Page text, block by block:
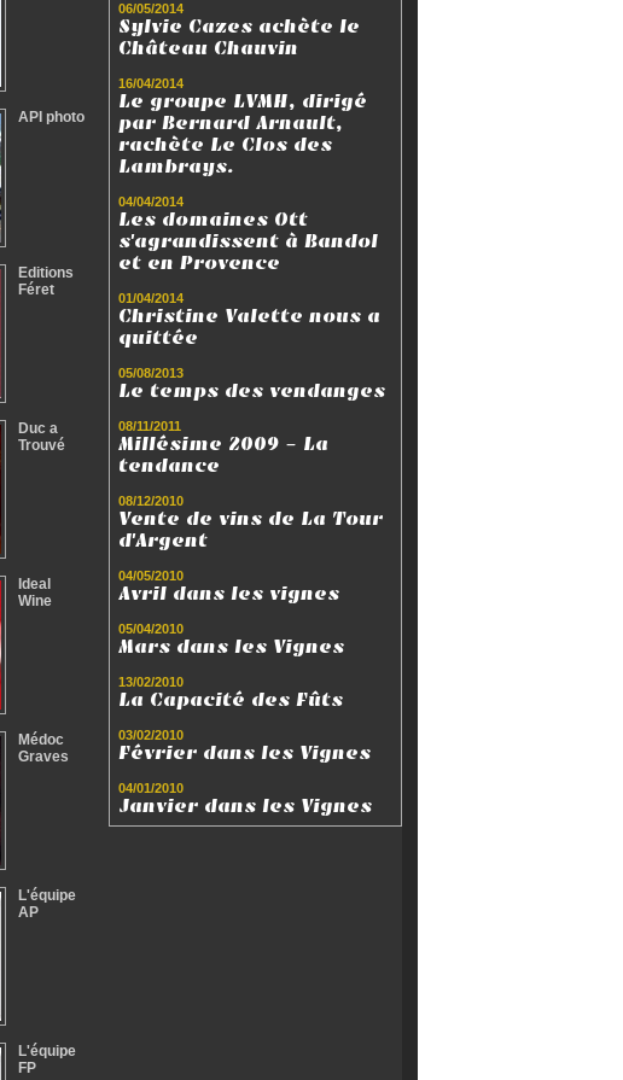
API photo
Editions
Féret
Duc a
Trouvé
Ideal
Wine
Médoc
Graves
L'équipe
AP
L'équipe
FP
06/05/2014
Sylvie Cazes achète le
Château Chauvin
16/04/2014
Le groupe LVMH, dirigé
par Bernard Arnault,
rachète Le Clos des
Lambrays.
04/04/2014
Les domaines Ott
s'agrandissent à Bandol
et en Provence
01/04/2014
Christine Valette nous a
quittée
05/08/2013
Le temps des vendanges
08/11/2011
Millésime 2009 - La
tendance
08/12/2010
Vente de vins de La Tour
d'Argent
04/05/2010
Avril dans les vignes
05/04/2010
Mars dans les Vignes
13/02/2010
La Capacité des Fûts
03/02/2010
Février dans les Vignes
04/01/2010
Janvier dans les Vignes